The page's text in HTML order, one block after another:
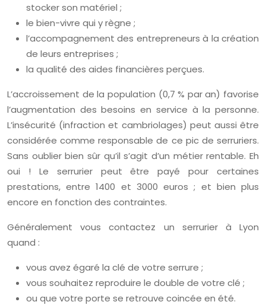
stocker son matériel ;
le bien-vivre qui y règne ;
l’accompagnement des entrepreneurs à la création
de leurs entreprises ;
la qualité des aides financières perçues.
L’accroissement de la population (0,7 % par an) favorise
l’augmentation des besoins en service à la personne.
L’insécurité (infraction et cambriolages) peut aussi être
considérée comme responsable de ce pic de serruriers.
Sans oublier bien sûr qu’il s’agit d’un métier rentable. Eh
oui ! Le serrurier peut être payé pour certaines
prestations, entre 1400 et 3000 euros ; et bien plus
encore en fonction des contraintes.
Généralement vous contactez un serrurier à Lyon
quand :
vous avez égaré la clé de votre serrure ;
vous souhaitez reproduire le double de votre clé ;
ou que votre porte se retrouve coincée en été.